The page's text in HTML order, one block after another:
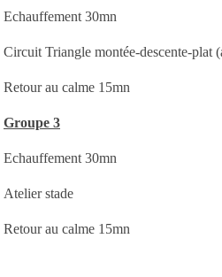
Echauffement 30mn
Circuit Triangle montée-descente-plat
Retour au calme 15mn
Groupe 3
Echauffement 30mn
Atelier stade
Retour au calme 15mn